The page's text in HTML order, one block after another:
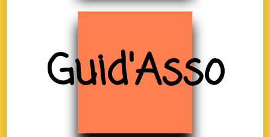
Guid'Asso